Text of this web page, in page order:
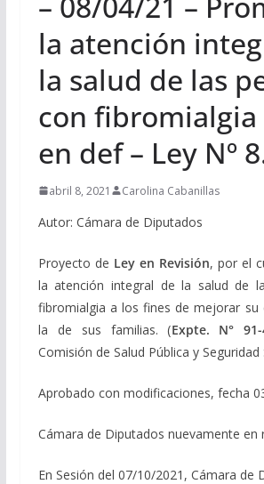
la atención
la salud de las
con fibromialgia
en def – Ley Nº
abril 8, 2021 Carolina Cabanillas
Autor: Cámara de Diputados
Proyecto de Ley en Revisión, por el
la atención integral de la salud de
fibromialgia a los fines de mejorar su
la de sus familias. (Expte. N°
Comisión de Salud Pública y Seguridad
Aprobado con modificaciones, fecha
Cámara de Diputados nuevamente en
En Sesión del 07/10/2021, Cámara de